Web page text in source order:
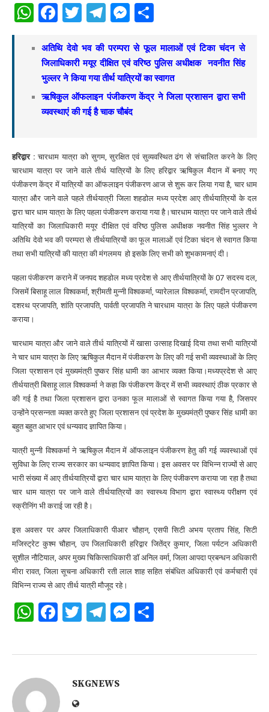
WhatsApp
Facebook
Twitter
Telegram
Messenger
अतिथि देवो भव की परम्परा से फूल मालाओं एवं टिका चंदन से
जिलाधिकारी मयूर दीक्षित एवं वरिष्ठ पुलिस अधीक्षक नवनीत सिंह
भुल्लर ने किया गया तीर्थ यात्रियों का स्वागत
ऋषिकुल ऑफलाइन पंजीकरण केंद्र ने जिला प्रशासन द्वारा सभी
व्यवस्थाएं की गई है चाक चौबंद
हरिद्वार : चारधाम यात्रा को सुगम, सुरक्षित एवं सुव्यवस्थित ढंग से संचालित करने के लिए
चारधाम यात्रा पर जाने वाले तीर्थ यात्रियों के लिए हरिद्वार ऋषिकुल मैदान में बनाए गए
पंजीकरण केंद्र में यात्रियों का ऑफलाइन पंजीकरण आज से शुरू कर लिया गया है, चार धाम
यात्रा और जाने वाले पहले तीर्थयात्री जिला शहडोल मध्य प्रदेश आए तीर्थयात्रियों के दल
द्वारा चार धाम यात्रा के लिए पहला पंजीकरण कराया गया है।चारधाम यात्रा पर जाने वाले तीर्थ
यात्रियों का जिलाधिकारी मयूर दीक्षित एवं वरिष्ठ पुलिस अधीक्षक नवनीत सिंह भुल्लर ने
अतिथि देवो भव की परम्परा से तीर्थयात्रियों का फूल मालाओं एवं टिका चंदन से स्वागत किया
तथा सभी यात्रियों की यात्रा की मंगलमय हो इसके लिए सभी को शुभकामनाएं दी।
पहला पंजीकरण कराने में जनपद शहडोल मध्य प्रदेश से आए तीर्थयात्रियों के 07 सदस्य दल,
जिसमें बिसाहू लाल विश्वकर्मा, श्रीमती मुन्नी विश्वकर्मा, प्यारेलाल विश्वकर्मा, रामदीन प्रजापति,
दशरथ प्रजापति, शांति प्रजापति, पार्वती प्रजापति ने चारधाम यात्रा के लिए पहले पंजीकरण
कराया।
चारधाम यात्रा और जाने वाले तीर्थ यात्रियों में खासा उत्साह दिखाई दिया तथा सभी यात्रियों
ने चार धाम यात्रा के लिए ऋषिकुल मैदान में पंजीकरण के लिए की गई सभी व्यवस्थाओं के लिए
जिला प्रशासन एवं मुख्यमंत्री पुष्कर सिंह धामी का आभार व्यक्त किया।मध्यप्रदेश से आए
तीर्थयात्री बिसाहू लाल विश्वकर्मा ने कहा कि पंजीकरण केंद्र में सभी व्यवस्थाएं ठीक प्रकार से
की गई है तथा जिला प्रशासन द्वारा उनका फूल मालाओं से स्वागत किया गया है, जिसपर
उन्होंने प्रसन्नता व्यक्त करते हुए जिला प्रशासन एवं प्रदेश के मुख्यमंत्री पुष्कर सिंह धामी का
बहुत बहुत आभार एवं धन्यवाद ज्ञापित किया।
यात्री मुन्नी विश्वकर्मा ने ऋषिकुल मैदान में ऑफलाइन पंजीकरण हेतु की गई व्यवस्थाओं एवं
सुविधा के लिए राज्य सरकार का धन्यवाद ज्ञापित किया। इस अवसर पर विभिन्न राज्यों से आए
भारी संख्या में आए तीर्थयात्रियों द्वारा चार धाम यात्रा के लिए पंजीकरण कराया जा रहा है तथा
चार धाम यात्रा पर जाने वाले तीर्थयात्रियों का स्वास्थ्य विभाग द्वारा स्वास्थ्य परीक्षण एवं
स्क्रीनिंग भी कराई जा रही है।
इस अवसर पर अपर जिलाधिकारी पीआर चौहान, एसपी सिटी अभय प्रताप सिंह, सिटी
मजिस्ट्रेट कुश्म चौहान, उप जिलाधिकारी हरिद्वार जितेंद्र कुमार, जिला पर्यटन अधिकारी
सुशील नौटियाल, अपर मुख्य चिकित्साधिकारी डॉ अनिल वर्मा, जिला आपदा प्रबन्धन अधिकारी
मीरा रावत, जिला सूचना अधिकारी रती लाल शाह सहित संबंधित अधिकारी एवं कर्मचारी एवं
विभिन्न राज्य से आए तीर्थ यात्री मौजूद रहे।
WhatsApp
Facebook
Twitter
Telegram
Messenger
SKGNEWS